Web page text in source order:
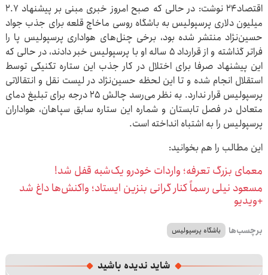
اقتصاد۲۴ نوشت: در حالی که صبح امروز خبری مبنی بر پیشنهاد ۲.۷
میلیون دلاری پرسپولیس به باشگاه روسی ماخاچ قلعه برای جذب جواد
حسین‌نژاد منتشر شده بود، برخی چنل‌های هواداری پرسپولیس پا را
فراتر گذاشته و از قرارداد ۵ ساله او با پرسپولیس خبر دادند، در حالی که
این پیشنهاد صرفا برای اختلال در کار جذب این ستاره تکنیکی توسط
استقلال انجام شده و تا این لحظه حسین‌نژاد در لیست نقل و انتقالاتی
پرسپولیس قرار ندارد. به نظر می‌رسد چالش ۲۵ درجه برای تبلیغ دمای
متعادل در فصل تابستان و شماره این ستاره سابق سپاهان، هواداران
پرسپولیس را به اشتباه انداخته است.
این مطالب را هم بخوانید:
معمای بزرگ تعرفه؛ واردات خودرو یک‌شبه قفل شد!
مسعود نیلی رسماً کنار گرانی بنزین ایستاد؛ واکنش‌ها داغ شد
+ویدیو
برچسب‌ها باشگاه پرسپولیس
شاید ندیده باشید